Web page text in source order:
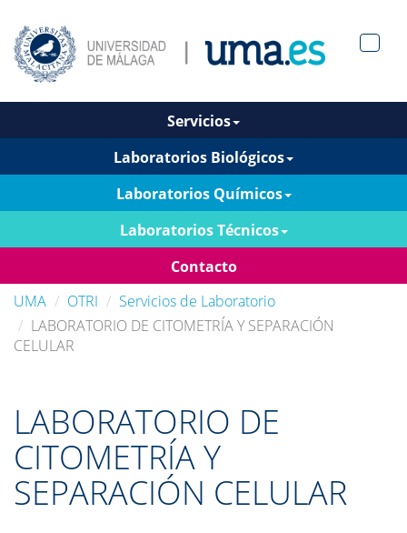
Servicios
Laboratorios Biológicos
Laboratorios Químicos
Laboratorios Técnicos
Contacto
UMA
OTRI
Servicios de Laboratorio
LABORATORIO DE CITOMETRÍA Y SEPARACIÓN
CELULAR
LABORATORIO DE
CITOMETRÍA Y
SEPARACIÓN CELULAR